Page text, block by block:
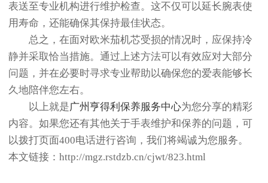
表送至专业机构进行维护检查。这不仅可以延长腕表使
用寿命，还能确保其保持最佳状态。
总之，在面对欧米茄机芯受损的情况时，应保持冷
静并采取恰当措施。通过上述方法可以有效应对大部分
问题，并在必要时寻求专业帮助以确保您的爱表能够长
久地陪伴您左右。
以上就是广州亨得利保养服务中心为您分享的精彩
内容。如果您还有其他关于手表维护和保养的问题，可
以拨打页面400电话进行咨询，我们将竭诚为您服务。
本文链接：http://mgz.rstdzb.cn/cjwt/823.html